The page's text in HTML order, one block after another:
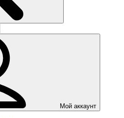
Мой аккаунт